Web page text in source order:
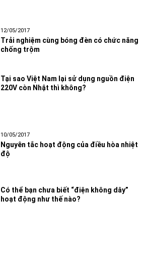
12/05/2017
Trải nghiệm cùng bóng đèn có chức năng
chống trộm
Tại sao Việt Nam lại sử dụng nguồn điện
220V còn Nhật thì không?
10/05/2017
Nguyên tắc hoạt động của điều hòa nhiệt
độ
Có thể bạn chưa biết “điện không dây”
hoạt động như thế nào?